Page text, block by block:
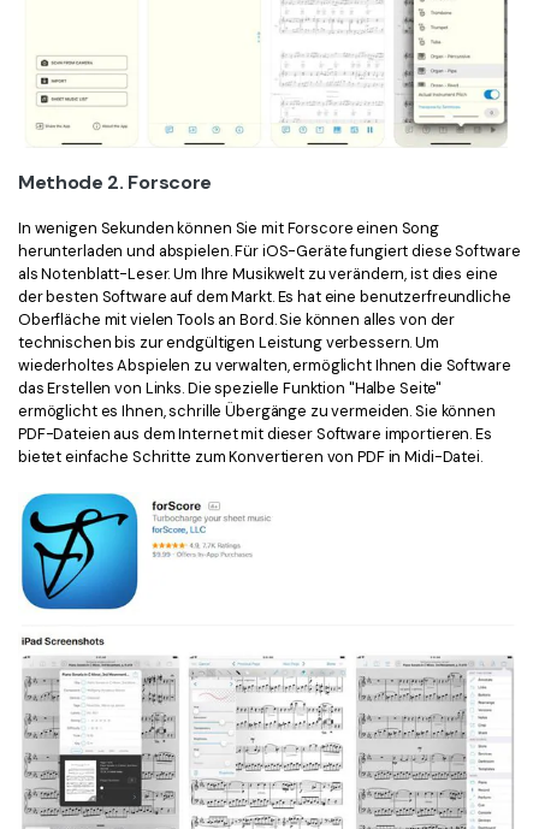
Methode 2. Forscore
In wenigen Sekunden können Sie mit Forscore einen Song
herunterladen und abspielen. Für iOS-Geräte fungiert diese Software
als Notenblatt-Leser. Um Ihre Musikwelt zu verändern, ist dies eine
der besten Software auf dem Markt. Es hat eine benutzerfreundliche
Oberfläche mit vielen Tools an Bord. Sie können alles von der
technischen bis zur endgültigen Leistung verbessern. Um
wiederholtes Abspielen zu verwalten, ermöglicht Ihnen die Software
das Erstellen von Links. Die spezielle Funktion "Halbe Seite"
ermöglicht es Ihnen, schrille Übergänge zu vermeiden. Sie können
PDF-Dateien aus dem Internet mit dieser Software importieren. Es
bietet einfache Schritte zum Konvertieren von PDF in Midi-Datei.